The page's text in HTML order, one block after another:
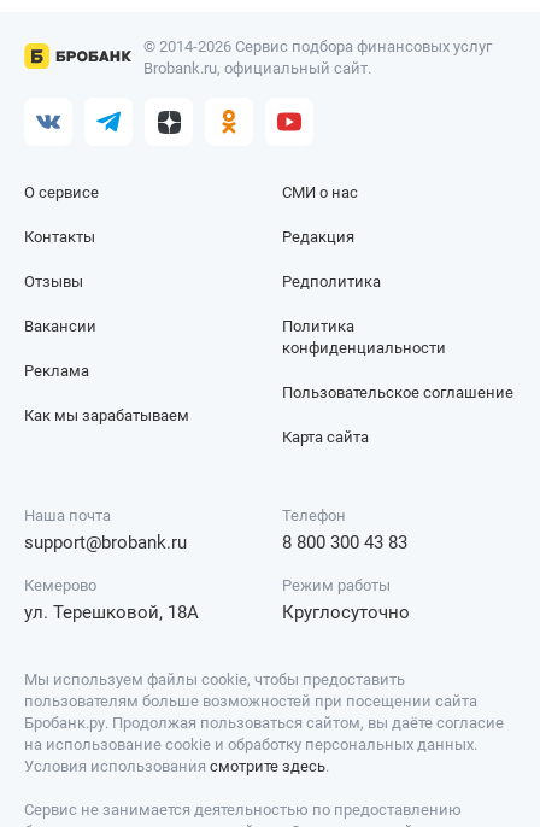
© 2014-2026 Сервис подбора финансовых услуг
Brobank.ru, официальный сайт.
О сервисе
Контакты
Отзывы
СМИ о нас
Редакция
Редполитика
Вакансии
Реклама
Как мы зарабатываем
Политика
конфиденциальности
Пользовательское соглашение
Карта сайта
Наша почта
support@brobank.ru
Телефон
8 800 300 43 83
Кемерово
ул. Терешковой, 18А
Режим работы
Круглосуточно
Мы используем файлы cookie, чтобы предоставить
пользователям больше возможностей при посещении сайта
Бробанк.ру. Продолжая пользоваться сайтом, вы даёте согласие
на использование cookie и обработку персональных данных.
Условия использования смотрите здесь.
Сервис не занимается деятельностью по предоставлению